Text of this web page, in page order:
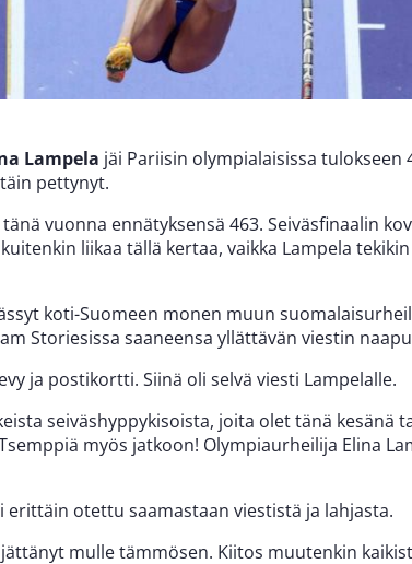
Lampela jäi Pariisin olympialaisissa tulokseen
pettynyt.
vuonna ennätyksensä 463. Seiväsfinaalin
liikaa tällä kertaa, vaikka Lampela
koti-Suomeen monen muun
Storiesissa saaneensa yllättävän viestin
ja postikortti. Siinä oli selvä viesti Lampelalle.
seiväshyppykisoista, joita olet tänä kesänä
myös jatkoon! Olympiaurheilija Elina
erittäin otettu saamastaan viestistä ja lahjasta.
mulle tämmösen. Kiitos muutenkin